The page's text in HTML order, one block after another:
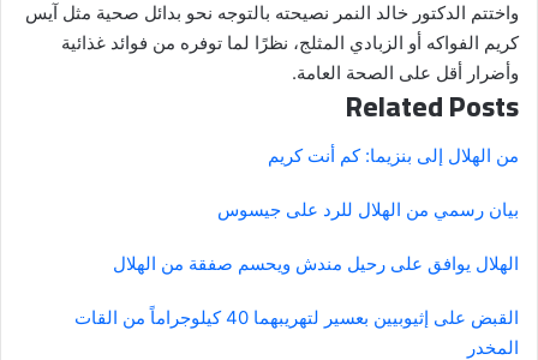
واختتم الدكتور خالد النمر نصيحته بالتوجه نحو بدائل صحية مثل آيس
كريم الفواكه أو الزبادي المثلج، نظرًا لما توفره من فوائد غذائية
وأضرار أقل على الصحة العامة.
Related Posts
من الهلال إلى بنزيما: كم أنت كريم
بيان رسمي من الهلال للرد على جيسوس
الهلال يوافق على رحيل مندش ويحسم صفقة من الهلال
القبض على إثيوبيين بعسير لتهريبهما 40 كيلوجراماً من القات
المخدر